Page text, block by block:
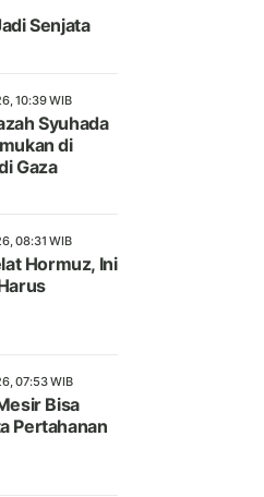
Senjata
10:39 WIB
Syuhada
di
Gaza
08:31 WIB
Hormuz, Ini
07:53 WIB
Bisa
Pertahanan